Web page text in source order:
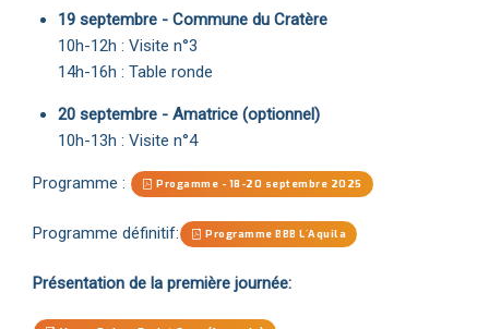
19 septembre - Commune du Cratère
10h-12h : Visite n°3
14h-16h : Table ronde
20 septembre - Amatrice (optionnel)
10h-13h : Visite n°4
Programme : Progamme - 18-20 septembre 2025
Programme définitif: Programme BBB L´Aquila
Présentation de la première journée: